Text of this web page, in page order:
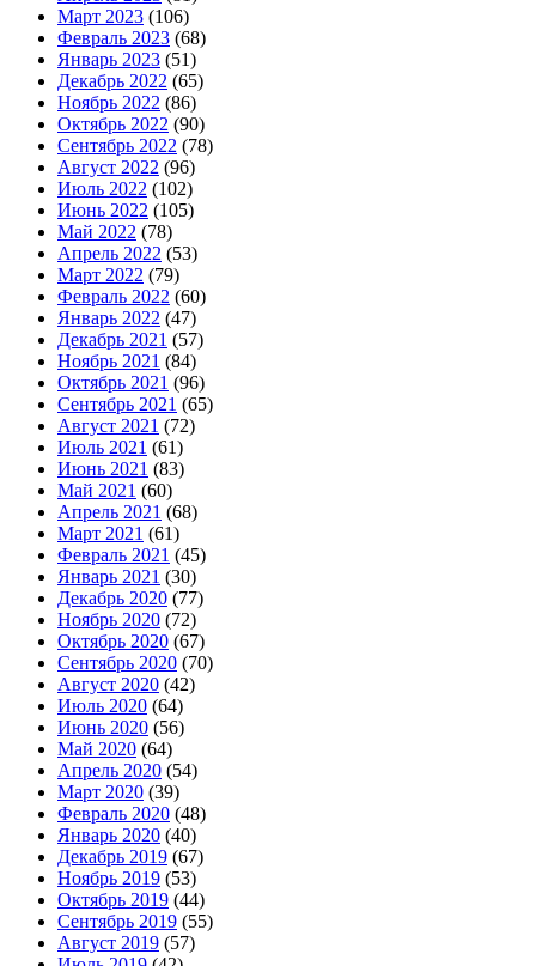
Март 2023 (106)
Февраль 2023 (68)
Январь 2023 (51)
Декабрь 2022 (65)
Ноябрь 2022 (86)
Октябрь 2022 (90)
Сентябрь 2022 (78)
Август 2022 (96)
Июль 2022 (102)
Июнь 2022 (105)
Май 2022 (78)
Апрель 2022 (53)
Март 2022 (79)
Февраль 2022 (60)
Январь 2022 (47)
Декабрь 2021 (57)
Ноябрь 2021 (84)
Октябрь 2021 (96)
Сентябрь 2021 (65)
Август 2021 (72)
Июль 2021 (61)
Июнь 2021 (83)
Май 2021 (60)
Апрель 2021 (68)
Март 2021 (61)
Февраль 2021 (45)
Январь 2021 (30)
Декабрь 2020 (77)
Ноябрь 2020 (72)
Октябрь 2020 (67)
Сентябрь 2020 (70)
Август 2020 (42)
Июль 2020 (64)
Июнь 2020 (56)
Май 2020 (64)
Апрель 2020 (54)
Март 2020 (39)
Февраль 2020 (48)
Январь 2020 (40)
Декабрь 2019 (67)
Ноябрь 2019 (53)
Октябрь 2019 (44)
Сентябрь 2019 (55)
Август 2019 (57)